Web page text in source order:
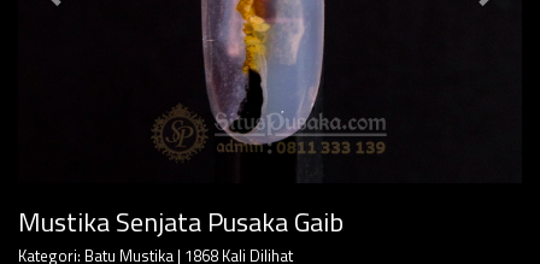
Mustika Senjata Pusaka Gaib
Kategori: Batu Mustika | 1868 Kali Dilihat